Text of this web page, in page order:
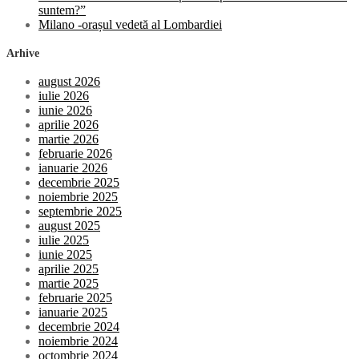
suntem?”
Milano -orașul vedetă al Lombardiei
Arhive
august 2026
iulie 2026
iunie 2026
aprilie 2026
martie 2026
februarie 2026
ianuarie 2026
decembrie 2025
noiembrie 2025
septembrie 2025
august 2025
iulie 2025
iunie 2025
aprilie 2025
martie 2025
februarie 2025
ianuarie 2025
decembrie 2024
noiembrie 2024
octombrie 2024